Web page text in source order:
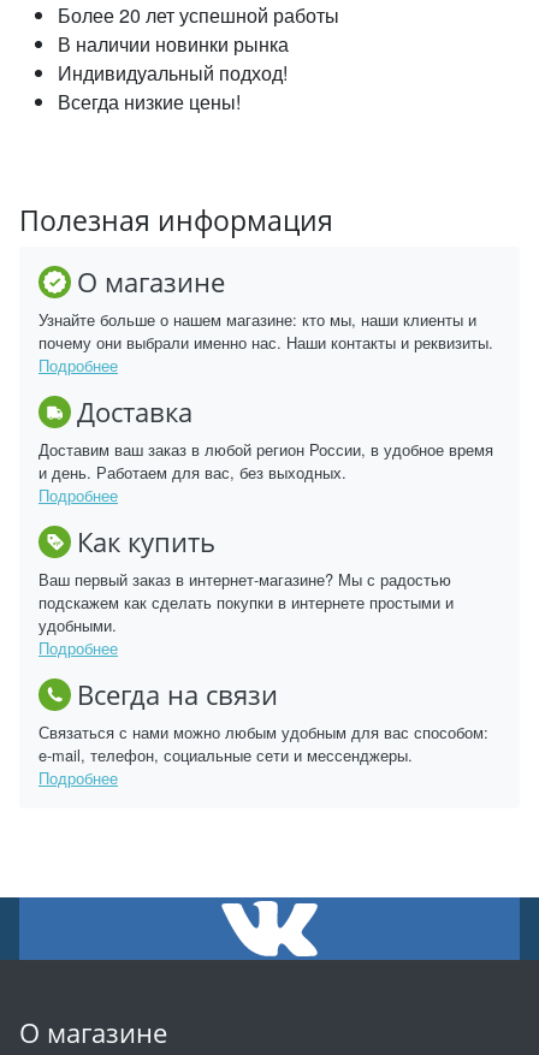
Более 20 лет успешной работы
В наличии новинки рынка
Индивидуальный подход!
Всегда низкие цены!
Полезная информация
О магазине
Узнайте больше о нашем магазине: кто мы, наши клиенты и
почему они выбрали именно нас. Наши контакты и реквизиты.
Подробнее
Доставка
Доставим ваш заказ в любой регион России, в удобное время
и день. Работаем для вас, без выходных.
Подробнее
Как купить
Ваш первый заказ в интернет-магазине? Мы с радостью
подскажем как сделать покупки в интернете простыми и
удобными.
Подробнее
Всегда на связи
Связаться с нами можно любым удобным для вас способом:
e-mail, телефон, социальные сети и мессенджеры.
Подробнее
О магазине